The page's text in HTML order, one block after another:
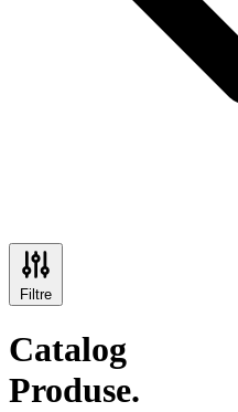
Filtre
Catalog
Produse.